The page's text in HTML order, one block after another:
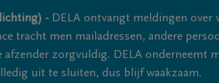
- DELA ontvangt meldingen over
tracht men mailadressen, andere
zorgvuldig. DELA onderneemt
uit te sluiten, dus blijf waakzaam.